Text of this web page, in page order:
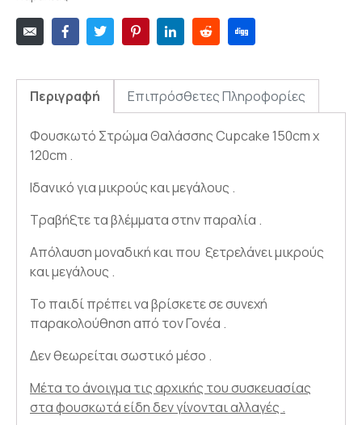
Περιγραφή Επιπρόσθετες Πληροφορίες
Φουσκωτό Στρώμα Θαλάσσης Cupcake 150cm x
120cm .
Ιδανικό για μικρούς και μεγάλους .
Τραβήξτε τα βλέμματα στην παραλία .
Απόλαυση μοναδική και που ξετρελάνει μικρούς
και μεγάλους .
Το παιδί πρέπει να βρίσκετε σε συνεχή
παρακολούθηση από τον Γονέα .
Δεν θεωρείται σωστικό μέσο .
Μέτα το άνοιγμα τις αρχικής του συσκευασίας
στα φουσκωτά είδη δεν γίνονται αλλαγές .